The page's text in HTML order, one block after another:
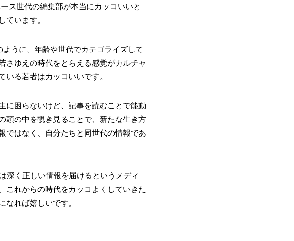
ス世代の編集部が本当にカッコいいと
います。
うに、年齢や世代でカテゴライズして
さゆえの時代をとらえる感覚がカルチャ
る若者はカッコいいです。
に困らないけど、記事を読むことで能動
頭の中を覗き見ることで、新たな生き方
ではなく、自分たちと同世代の情報であ
深く正しい情報を届けるというメディ
これからの時代をカッコよくしていきた
れば嬉しいです。